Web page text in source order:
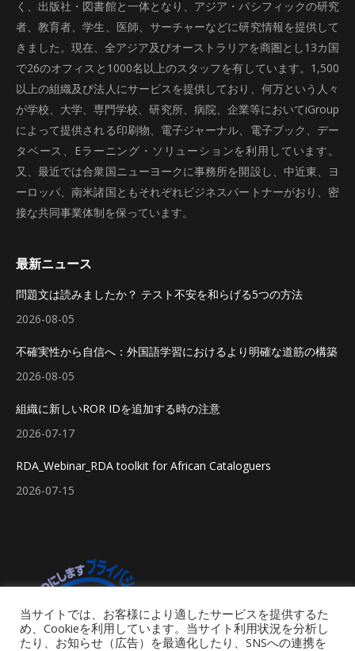
く、出版社・図書館と一体となり、アジア・パシフィックの研究
者、教育者、学生、医師、サーチャーなどに研究情報を提供して
きました。現在、全アジア及びオーストラリアを商圏とし13カ国
で26のオフィスと1000名以上のスタッフを有しています。1,500
以上の組織及び法人にサービスを提供しており、何万という人々
が学校、大学、専門学校、研究所、病院、企業等においてiGroup
によって提供される印刷物、電子ジャーナル、電子ブック、デー
タベース、Eラーニング・ソリューションを利用しています。
又、最近では合衆国ニューヨークに事務所を開設し、中近東、ヨ
ーロッパ、南米諸国ともそれぞれビジネスパートナーがおり、密
接な共同事業体制を保っています。
最新ニュース
問題文は読みましたか？ テスト不安を和らげる5つの方法
2026-08-05
不確実性から自信へ：外国語学習におけるより明確な道筋の構築
2026-08-05
組織に新しいROR IDを追加する時の注意
2026-07-17
RDA_Webinar_RDA toolkit for African Cataloguers
2026-07-15
当サイトでは、お客様により適したサービスを提供するた
め、Cookieを利用しています。当サイト利用状況を分析し
たり、お知らせ（広告）を最適化したり、SNSへの連携を